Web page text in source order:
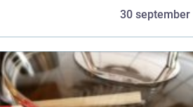
30 september